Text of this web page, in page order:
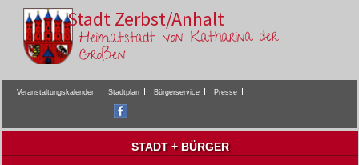
Stadt Zerbst/Anhalt
Heimatstadt von Katharina der
Großen
Veranstaltungskalender Stadtplan Bürgerservice Presse
STADT + BÜRGER